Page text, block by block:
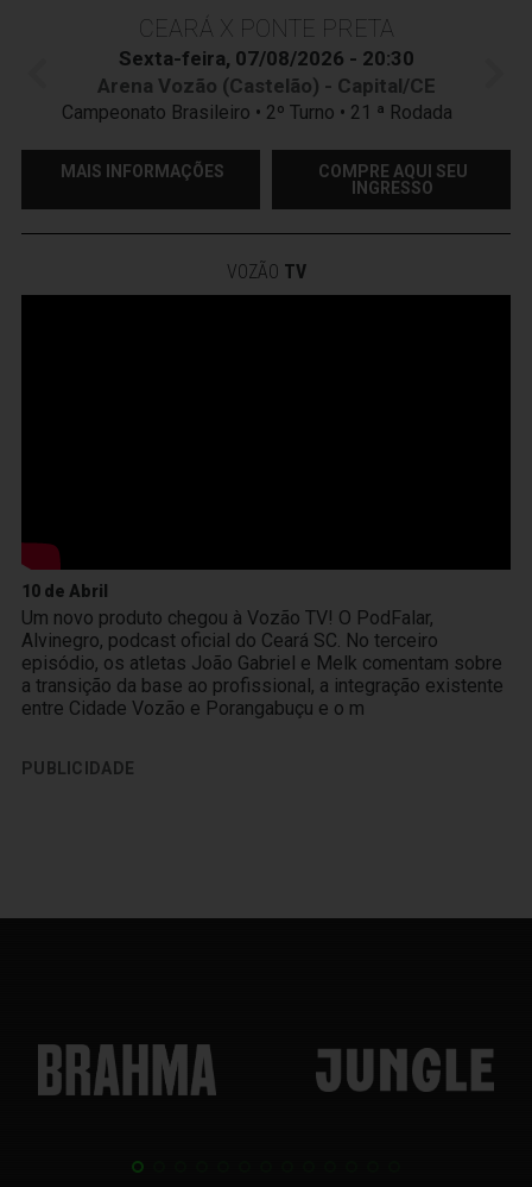
CEARÁ X PONTE PRETA
Sexta-feira, 07/08/2026 - 20:30
Arena Vozão (Castelão) - Capital/CE
Campeonato Brasileiro • 2º Turno • 21 ª Rodada
MAIS INFORMAÇÕES
COMPRE AQUI SEU
INGRESSO
VOZÃO TV
10 de Abril
Um novo produto chegou à Vozão TV! O PodFalar,
Alvinegro, podcast oficial do Ceará SC. No terceiro
episódio, os atletas João Gabriel e Melk comentam sobre
a transição da base ao profissional, a integração existente
entre Cidade Vozão e Porangabuçu e o m
PUBLICIDADE